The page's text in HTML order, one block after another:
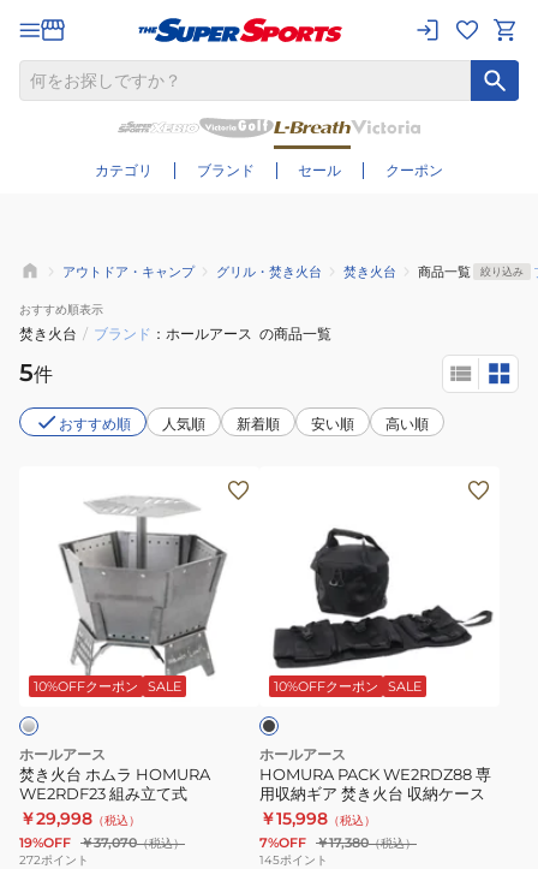
カテゴリ ブランド セール クーポン
さらに絞り込む
アウトドア・キャンプ グリル・焚き火台 焚き火台 商品一覧 絞り込み
おすすめ順表示
焚き火台 / ブランド ホールアース の商品一覧
5件
おすすめ順 人気順 新着順 安い順 高い順
HOMURA
WE2RDF23
組
み
立
て
式
10%OFFクーポン SALE
ホールアース
焚き火台 ホムラ HOMURA
WE2RDF23 組み立て式
￥29,998 （税込）
19%OFF ￥37,070（税込）
272ポイント
WE2RDZ88
収
納
ギ
ア
焚
き
火
台
収
10%OFFクーポン SALE
ブ
ラ
ッ
ホールアース
HOMURA PACK WE2RDZ88 専
用収納ギア 焚き火台 収納ケース
￥15,998 （税込）
7%OFF ￥17,380（税込）
145ポイント